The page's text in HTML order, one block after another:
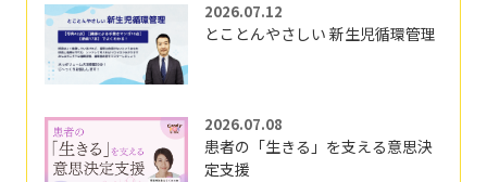
2026.07.12
とことんやさしい 新生児循環管理
2026.07.08
患者の「生きる」を支える意思決
定支援